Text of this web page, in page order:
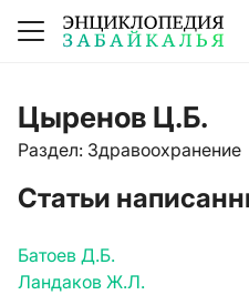
Цыренов Ц.Б.
Раздел: Здравоохранение
Статьи
Батоев Д.Б.
Ландаков Ж.Л.